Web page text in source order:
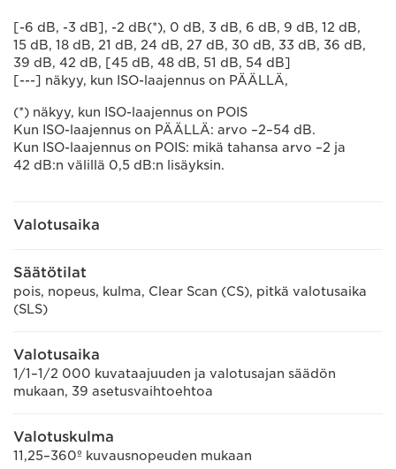
[-6 dB, -3 dB], -2 dB(*), 0 dB, 3 dB, 6 dB, 9 dB, 12 dB,
15 dB, 18 dB, 21 dB, 24 dB, 27 dB, 30 dB, 33 dB, 36 dB,
39 dB, 42 dB, [45 dB, 48 dB, 51 dB, 54 dB]
[---] näkyy, kun ISO-laajennus on PÄÄLLÄ,
(*) näkyy, kun ISO-laajennus on POIS
Kun ISO-laajennus on PÄÄLLÄ: arvo –2–54 dB.
Kun ISO-laajennus on POIS: mikä tahansa arvo –2 ja
42 dB:n välillä 0,5 dB:n lisäyksin.
Valotusaika
Säätötilat
pois, nopeus, kulma, Clear Scan (CS), pitkä valotusaika
(SLS)
Valotusaika
1/1–1/2 000 kuvataajuuden ja valotusajan säädön
mukaan, 39 asetusvaihtoehtoa
Valotuskulma
11,25–360º kuvausnopeuden mukaan